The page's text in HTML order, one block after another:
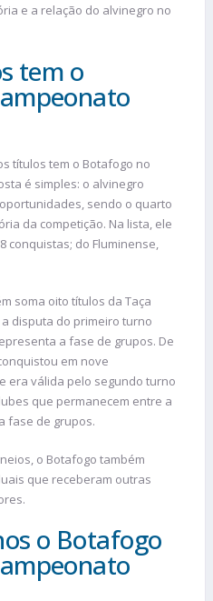
e a relação do alvinegro no
tem o
títulos tem o Botafogo no
é simples: o alvinegro
sendo o quarto
da competição. Na lista, ele
conquistas; do Fluminense,
soma oito títulos da Taça
disputa do primeiro turno
a fase de grupos. De
em nove
era válida pelo segundo turno
que permanecem entre a
fase de grupos.
o Botafogo também
que receberam outras
o Botafogo